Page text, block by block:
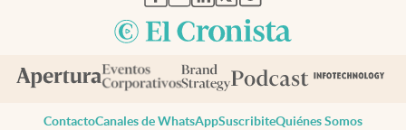
ContactoCanales de WhatsAppSuscribiteQuiénes Somos